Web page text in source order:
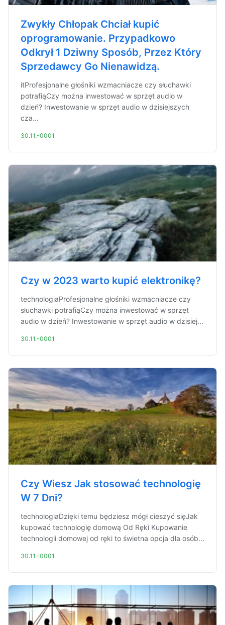
Zwykły Chłopak Chciał kupić
oprogramowanie. Przypadkowo
Odkrył 1 Dziwny Sposób, Przez Który
Sprzedawcy Go Nienawidzą.
itProfesjonalne głośniki wzmacniacze czy słuchawki
potrafiąCzy można inwestować w sprzęt audio w
dzień? Inwestowanie w sprzęt audio w dzisiejszych
cza...
30.11.-0001
Czy w 2023 warto kupić elektronikę?
technologiaProfesjonalne głośniki wzmacniacze czy
słuchawki potrafiąCzy można inwestować w sprzęt
audio w dzień? Inwestowanie w sprzęt audio w dzisiej...
30.11.-0001
Czy Wiesz Jak stosować technologię
W 7 Dni?
technologiaDzięki temu będziesz mógł cieszyć sięJak
kupować technologię domową Od Ręki Kupowanie
technologii domowej od ręki to świetna opcja dla osób...
30.11.-0001